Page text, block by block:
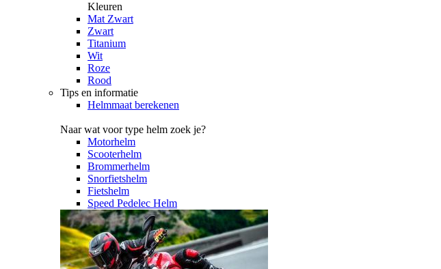
Kleuren
Mat Zwart
Zwart
Titanium
Wit
Roze
Rood
Tips en informatie
Helmmaat berekenen
Naar wat voor type helm zoek je?
Motorhelm
Scooterhelm
Brommerhelm
Snorfietshelm
Fietshelm
Speed Pedelec Helm